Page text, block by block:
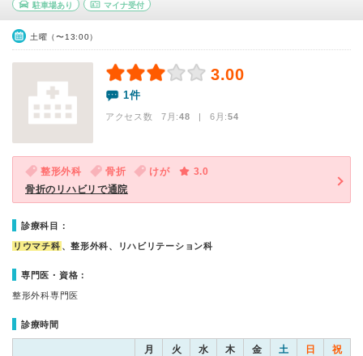
駐車場あり マイナ受付
土曜（〜13:00）
3.00
1件
アクセス数 7月:48 | 6月:54
整形外科 骨折 けが
3.0
骨折のリハビリで通院
診療科目：
リウマチ科 、整形外科、リハビリテーション科
専門医・資格：
整形外科専門医
診療時間
月 火 水 木 金 土 日 祝